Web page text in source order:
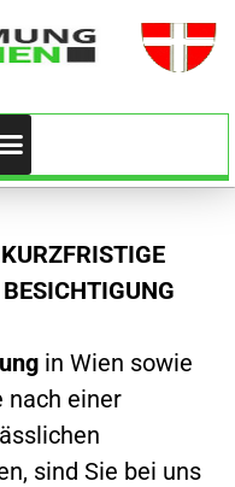
in Wien sowie
nach einer
sind Sie bei uns